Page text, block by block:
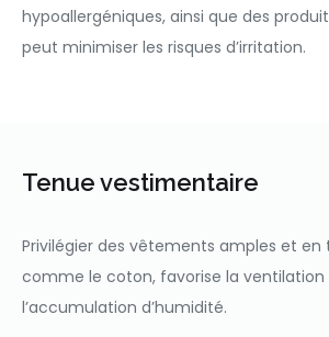
hypoallergéniques, ainsi que des
peut minimiser les risques d’irritation.
Tenue vestimentaire
Privilégier des vêtements amples et en
comme le coton, favorise la
l’accumulation d’humidité.